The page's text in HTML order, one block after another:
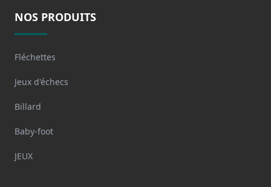
NOS PRODUITS
Fléchettes
Jeux d'échecs
Billard
Baby-foot
JEUX